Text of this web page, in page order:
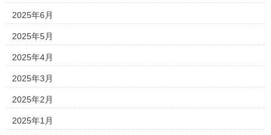
2025年6月
2025年5月
2025年4月
2025年3月
2025年2月
2025年1月